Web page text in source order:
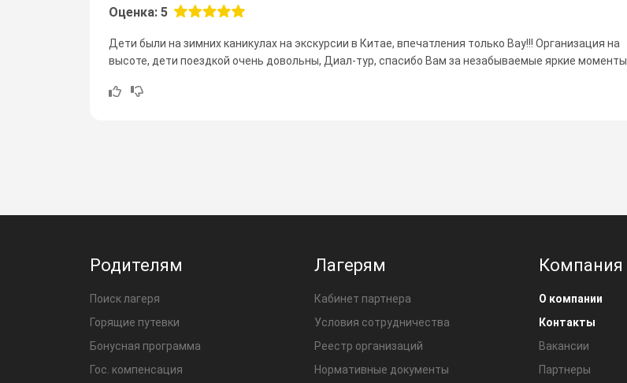
Оценка: 5
Дети были на зимних каникулах на экскурсии в Китае, впечатления только Вау!!! Организация на
высоте, дети поездкой очень довольны, Диал-тур, спасибо Вам за незабываемые яркие моменты
Родителям
Поиск лагеря
Горящие путевки
Бонусная программа
Гос. компенсация
Лагерям
Кабинет партнера
Условия сотрудничества
Реестр организаций
Нормативные документы
Компания
О компании
Контакты
Вакансии
Партнеры